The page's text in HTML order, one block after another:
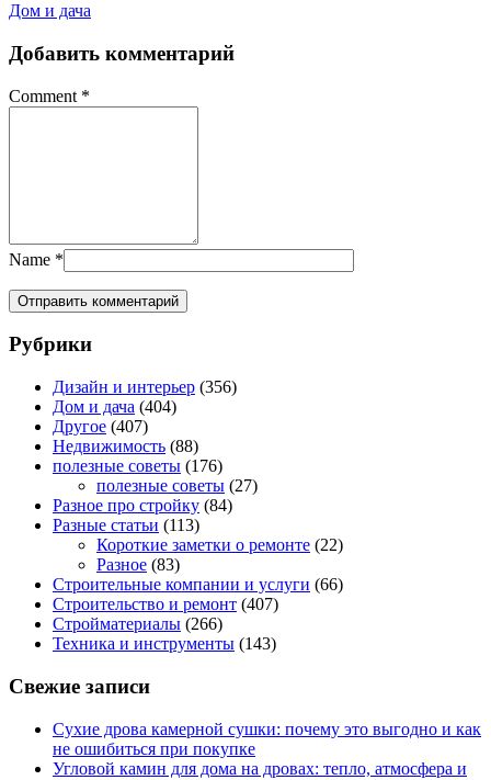
Дом и дача
Добавить комментарий
Comment *
Name *
Рубрики
Дизайн и интерьер (356)
Дом и дача (404)
Другое (407)
Недвижимость (88)
полезные советы (176)
полезные советы (27)
Разное про стройку (84)
Разные статьи (113)
Короткие заметки о ремонте (22)
Разное (83)
Строительные компании и услуги (66)
Строительство и ремонт (407)
Стройматериалы (266)
Техника и инструменты (143)
Свежие записи
Сухие дрова камерной сушки: почему это выгодно и как
не ошибиться при покупке
Угловой камин для дома на дровах: тепло, атмосфера и